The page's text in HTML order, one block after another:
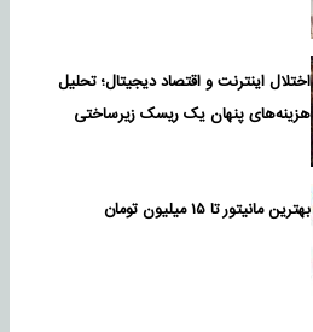
اختلال اینترنت و اقتصاد دیجیتال؛ تحلیل
هزینه‌های پنهان یک ریسک زیرساختی
بهترین مانیتور تا ۱۵ میلیون تومان